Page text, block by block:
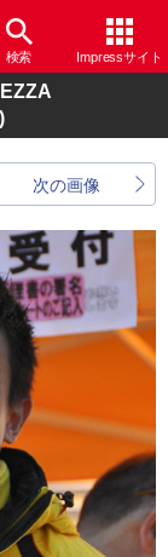
検索 Impressサイト
次の画像